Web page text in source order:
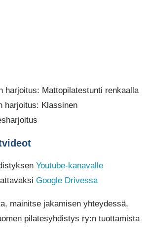
harjoitus: Mattopilatestunti renkaalla
harjoitus: Klassinen
Youtube-kanavalle
Google Drivessa
mainitse jakamisen yhteydessä,
pilatesyhdistys ry:n tuottamista